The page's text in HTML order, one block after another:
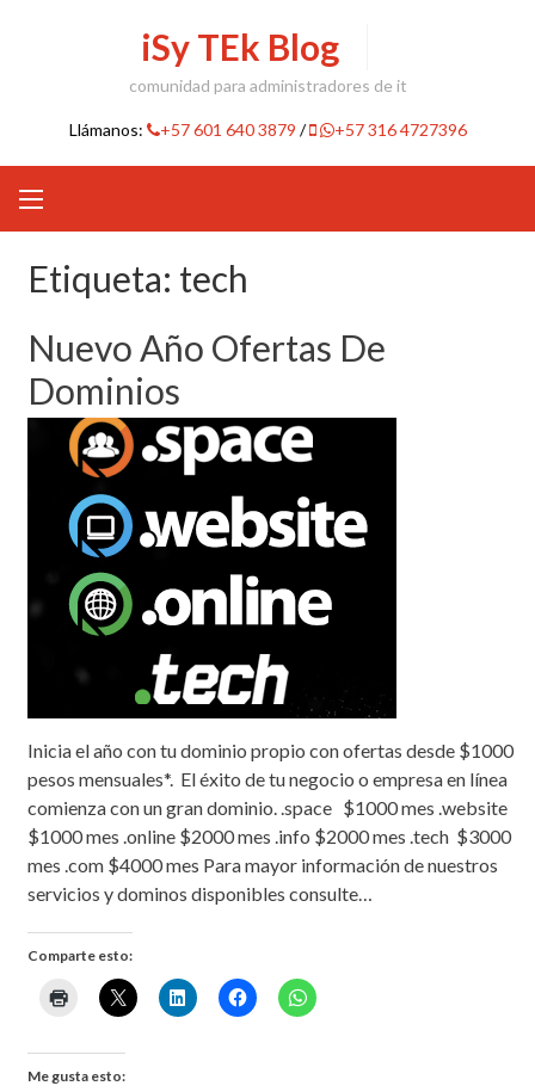
iSy TEk Blog
comunidad para administradores de it
Llámanos: +57 601 640 3879 / +57 316 4727396
Etiqueta: tech
Nuevo Año Ofertas De
Dominios
Inicia el año con tu dominio propio con ofertas desde $1000
pesos mensuales*. El éxito de tu negocio o empresa en línea
comienza con un gran dominio. .space $1000 mes .website
$1000 mes .online $2000 mes .info $2000 mes .tech $3000
mes .com $4000 mes Para mayor información de nuestros
servicios y dominos disponibles consulte…
Comparte esto:
Me gusta esto: